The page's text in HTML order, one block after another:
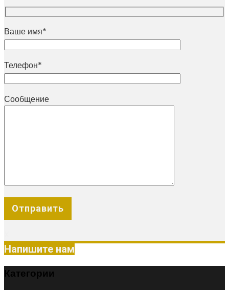
Ваше имя*
Телефон*
Сообщение
Напишите нам
Категории